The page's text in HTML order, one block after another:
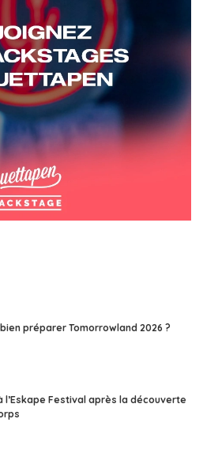
préparer Tomorrowland 2026 ?
l’Eskape Festival après la découverte